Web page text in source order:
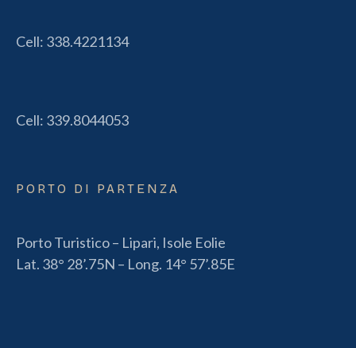
Cell: 338.4221134
Cell: 339.8044053
PORTO DI PARTENZA
Porto Turistico – Lipari, Isole Eolie
Lat. 38° 28’.75N – Long. 14° 57’.85E